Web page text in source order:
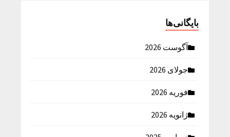
بایگانی‌ها
آگوست 2026
جولای 2026
فوریه 2026
ژانویه 2026